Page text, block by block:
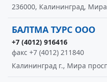
236000, Калининград,
БАЛТМА ТУРС ООО
+7 (4012) 916416
факс +7 (4012) 211840
Калининград г., Мира